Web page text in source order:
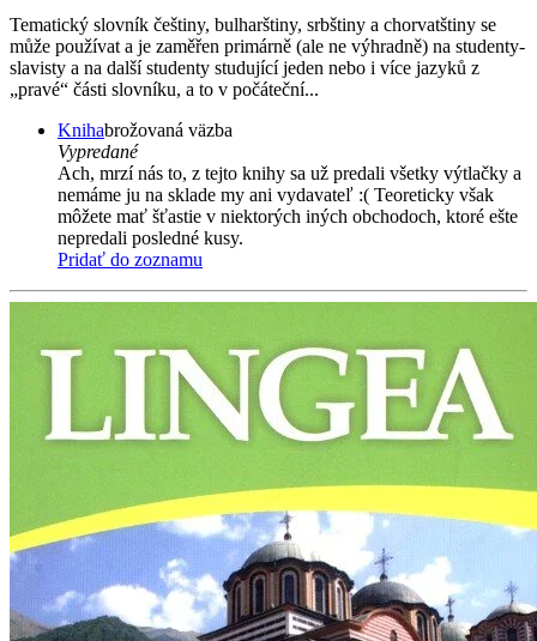
Tematický slovník češtiny, bulharštiny, srbštiny a chorvatštiny se
může používat a je zaměřen primárně (ale ne výhradně) na studenty-
slavisty a na další studenty studující jeden nebo i více jazyků z
„pravé“ části slovníku, a to v počáteční...
Knihabrožovaná väzba
Vypredané
Ach, mrzí nás to, z tejto knihy sa už predali všetky výtlačky a
nemáme ju na sklade my ani vydavateľ :( Teoreticky však
môžete mať šťastie v niektorých iných obchodoch, ktoré ešte
nepredali posledné kusy.
Pridať do zoznamu